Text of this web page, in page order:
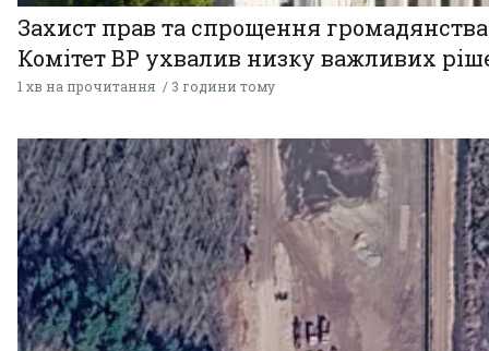
Захист прав та спрощення
Комітет ВР ухвалив низку важливих
1 хв на прочитання 3 години тому